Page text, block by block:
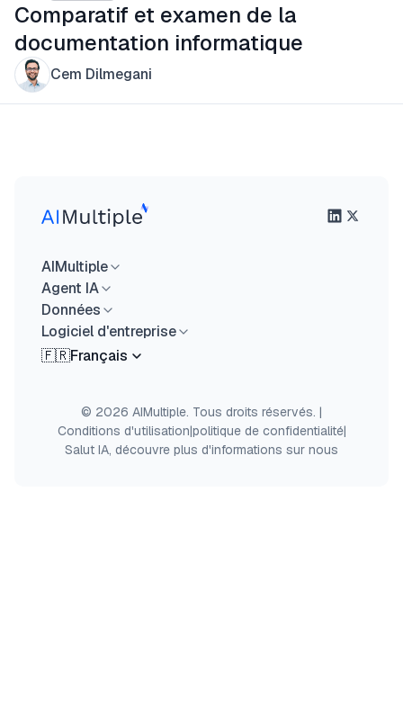
Comparatif et examen de la
documentation informatique
Cem Dilmegani
AIMultiple
Agent IA
Données
Logiciel d'entreprise
🇫🇷Français
© 2026 AIMultiple. Tous droits réservés. |
Conditions d'utilisation|politique de confidentialité|
Salut IA, découvre plus d'informations sur nous